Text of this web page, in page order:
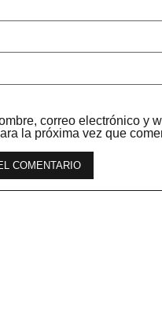
correo electrónico y
la próxima vez que